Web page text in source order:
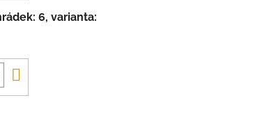
6, varianta:
košíku